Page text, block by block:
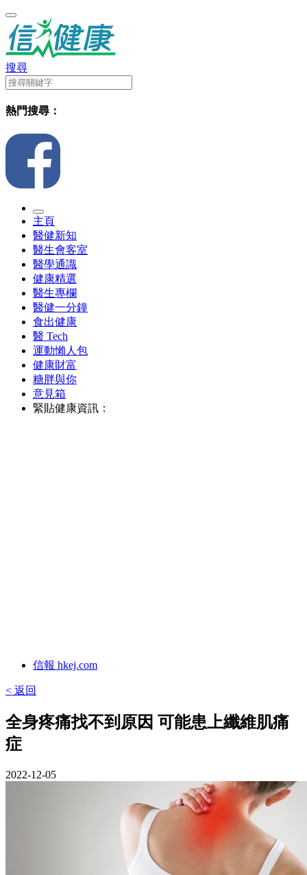
搜尋
熱門搜尋：
主頁
醫健新知
醫生會客室
醫學通識
健康精選
醫生專欄
醫健一分鐘
食出健康
醫 Tech
運動懶人包
健康財富
糖胖與你
意見箱
緊貼健康資訊：
信報 hkej.com
< 返回
全身疼痛找不到原因 可能患上纖維肌痛
症
2022-12-05